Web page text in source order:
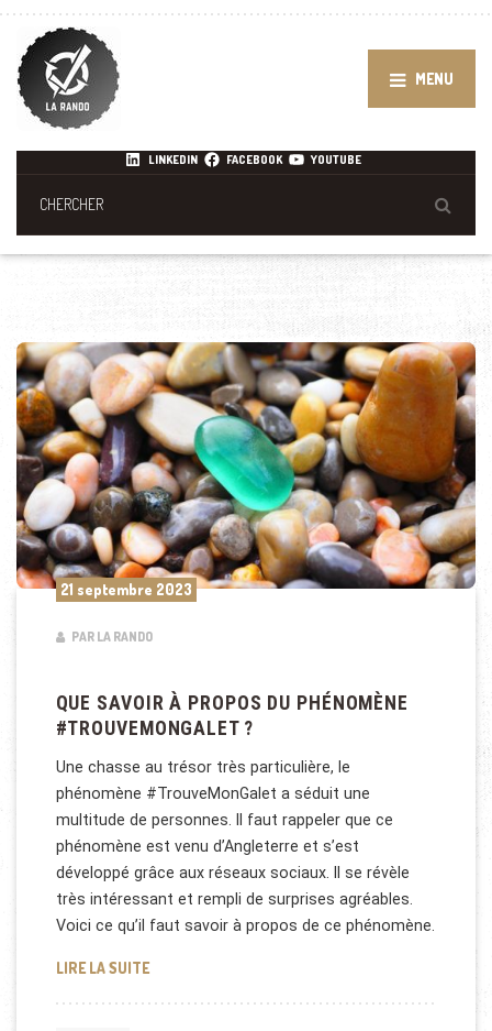
MENU
LINKEDIN FACEBOOK YOUTUBE
21 septembre 2023
PAR LA RANDO
QUE SAVOIR À PROPOS DU PHÉNOMÈNE
#TROUVEMONGALET ?
Une chasse au trésor très particulière, le
phénomène #TrouveMonGalet a séduit une
multitude de personnes. Il faut rappeler que ce
phénomène est venu d’Angleterre et s’est
développé grâce aux réseaux sociaux. Il se révèle
très intéressant et rempli de surprises agréables.
Voici ce qu’il faut savoir à propos de ce phénomène.
LIRE LA SUITEQUE SAVOIR À PROPOS DU PHÉNOMÈNE